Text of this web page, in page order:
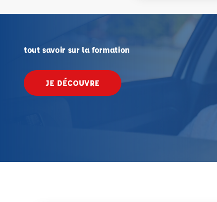
tout savoir sur la formation
JE DÉCOUVRE